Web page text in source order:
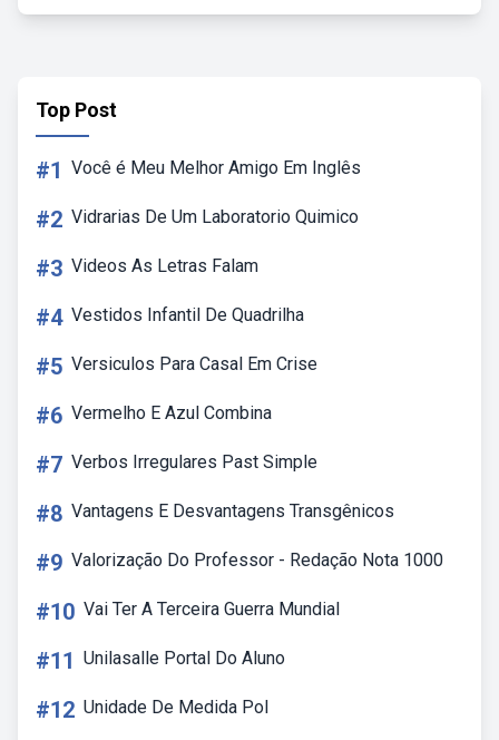
Top Post
#1 Você é Meu Melhor Amigo Em Inglês
#2 Vidrarias De Um Laboratorio Quimico
#3 Videos As Letras Falam
#4 Vestidos Infantil De Quadrilha
#5 Versiculos Para Casal Em Crise
#6 Vermelho E Azul Combina
#7 Verbos Irregulares Past Simple
#8 Vantagens E Desvantagens Transgênicos
#9 Valorização Do Professor - Redação Nota 1000
#10 Vai Ter A Terceira Guerra Mundial
#11 Unilasalle Portal Do Aluno
#12 Unidade De Medida Pol